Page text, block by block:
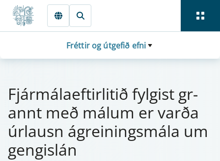
Fara beint í Meginmál
Fréttir og útgefið efni
Fjá­r­mála­eft­i­r­litið fylg­ist gr­
annt með mál­um er varða
úr­lausn ágrein­ing­s­mála um
geng­islán